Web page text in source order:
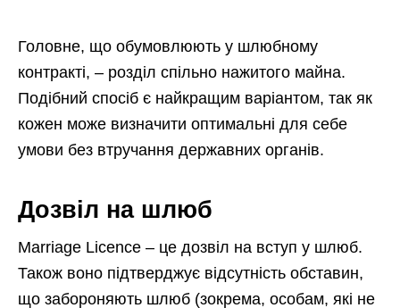
Головне, що обумовлюють у шлюбному
контракті, – розділ спільно нажитого майна.
Подібний спосіб є найкращим варіантом, так як
кожен може визначити оптимальні для себе
умови без втручання державних органів.
Дозвіл на шлюб
Marriage Licence – це дозвіл на вступ у шлюб.
Також воно підтверджує відсутність обставин,
що забороняють шлюб (зокрема, особам, які не